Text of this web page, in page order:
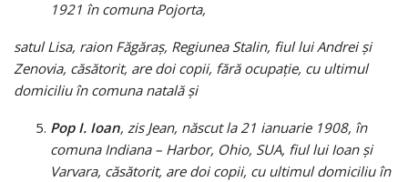
1921 în comuna Pojorta,
satul Lisa, raion Făgăraş, Regiunea Stalin, fiul lui Andrei şi
Zenovia, căsătorit, are doi copii, fără ocupaţie, cu ultimul
domiciliu în comuna natală şi
Pop I. Ioan, zis Jean, născut la 21 ianuarie 1908, în
comuna Indiana – Harbor, Ohio, SUA, fiul lui Ioan şi
Varvara, căsătorit, are doi copii, cu ultimul domiciliu în